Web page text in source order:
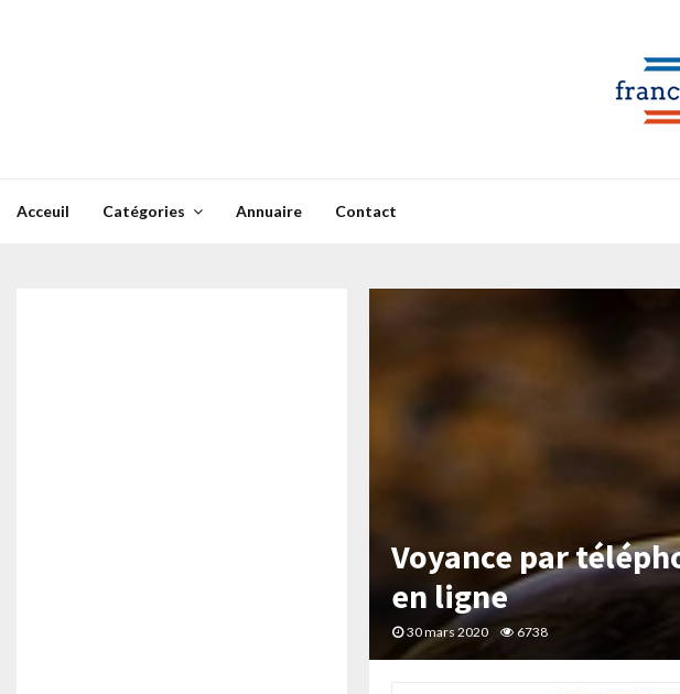
Acceuil Catégories Annuaire Contact
Voyance par
en ligne
30 mars 2020 6738